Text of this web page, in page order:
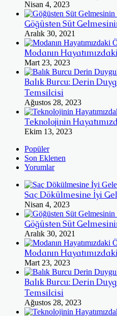
Nisan 4, 2023
Göğüsten Süt
Aralık 30, 2021
Modanın
Mart 23, 2023
Balık Burcu: Derin
Temsilcisi
Ağustos 28, 2023
Teknolojinin
Ekim 13, 2023
Popüler
Son Eklenen
Yorumlar
Saç Dökülmesine İyi
Nisan 4, 2023
Göğüsten Süt
Aralık 30, 2021
Modanın
Mart 23, 2023
Balık Burcu: Derin
Temsilcisi
Ağustos 28, 2023